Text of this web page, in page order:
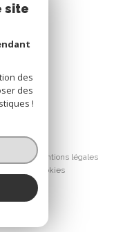
Mentions légales
Cookies
site
des
des
!